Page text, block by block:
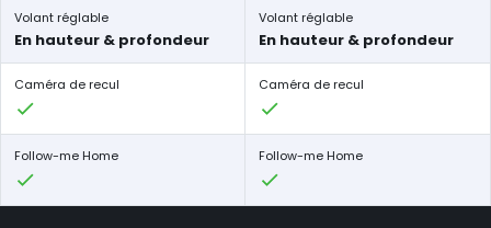
Volant réglable
En hauteur & profondeur
Volant réglable
En hauteur & profondeur
Caméra de recul Caméra de recul
Follow-me Home Follow-me Home